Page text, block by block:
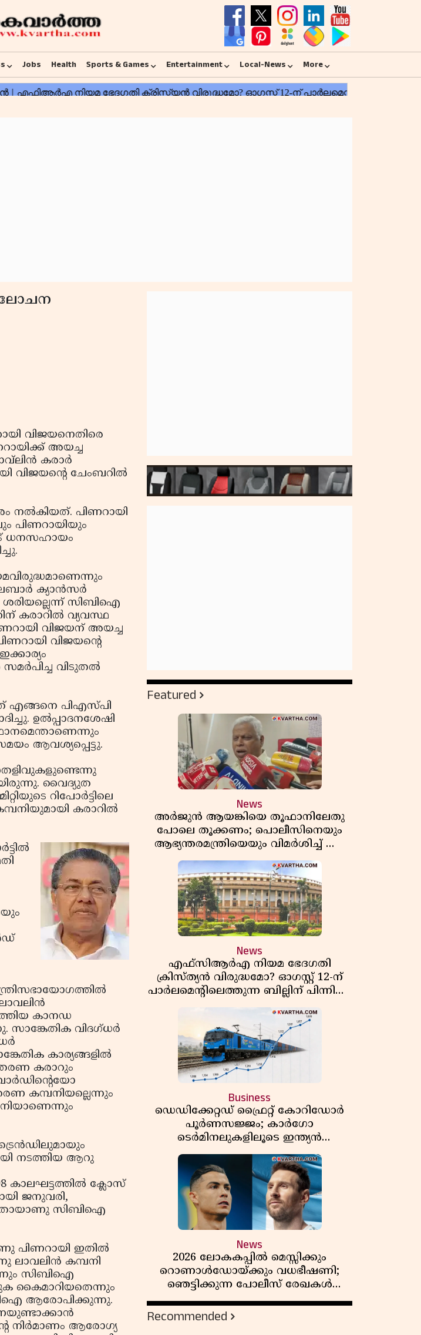
Jobs Health Sports & Games Entertainment Local-News More
വിജയനെതിരെ
അയച്ച
കരാര്‍
വിജയന്റെ ചേംബറില്‍
നല്‍കിയത്. പിണറായി
പിണറായിയും
ധനസഹായം
ക്യാന്‍സര്‍
സിബിഐ
കരാറില്‍ വ്യവസ്ഥ
വിജയന് അയച്ച
വിജയന്റെ
സമര്‍പിച്ച വിടുതല്‍
എങ്ങനെ പിഎസ്പി
ഉല്‍പ്പാദനശേഷി
ആവശ്യപ്പെട്ടു.
വൈദ്യുത
റിപോര്‍ട്ടിലെ
കരാറില്‍
കാനഡ
വിദഗ്ധര്‍
കാര്യങ്ങളില്‍
കരാറും
കമ്പനിയല്ലെന്നും
നടത്തിയ ആറു
കാലഘട്ടത്തില്‍ ക്ലോസ്
ജനുവരി,
സിബിഐ
പിണറായി ഇതില്‍
ലാവലിന്‍ കമ്പനി
സിബിഐ
കൈമാറിയതെന്നും
ആരോപിക്കുന്നു.
നിര്‍മാണം ആരോഗ്യ
Featured
News
അർജുൻ ആയങ്കിയെ തൂഫാനിലേതു
പോലെ തൂക്കണം; പൊലീസിനെയും
ആഭ്യന്തരമന്ത്രിയെയും വിമർശിച്ച് എം
വി ജയരാജൻ
News
എഫ്സിആർഎ നിയമ ഭേദഗതി
ക്രിസ്ത്യൻ വിരുദ്ധമോ? ഓഗസ്റ്റ് 12-ന്
പാർലമെന്റിലെത്തുന്ന ബില്ലിന് പിന്നിലെ
യഥാർത്ഥ അജണ്ട എന്ത്?
Business
ഡെഡിക്കേറ്റഡ് ഫ്രൈറ്റ് കോറിഡോർ
പൂർണസജ്ജം; കാർഗോ
ടെർമിനലുകളിലൂടെ ഇന്ത്യൻ
റെയിൽവേയുടെ ചരക്ക് ഗതാഗതത്തിൽ
വൻ കുതിപ്പ്
News
2026 ലോകകപ്പിൽ മെസ്സിക്കും
റൊണാൾഡോയ്ക്കും വധഭീഷണി;
ഞെട്ടിക്കുന്ന പോലീസ് രേഖകൾ
പുറത്ത്
Recommended